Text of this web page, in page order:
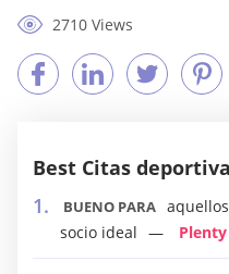
2710 Views
Best Citas
BUENO PARA
socio ideal